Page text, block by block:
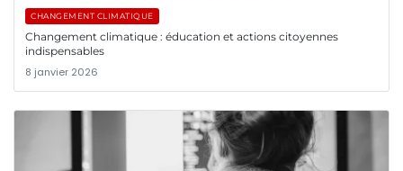
CHANGEMENT CLIMATIQUE
Changement climatique : éducation et actions citoyennes
indispensables
8 janvier 2026